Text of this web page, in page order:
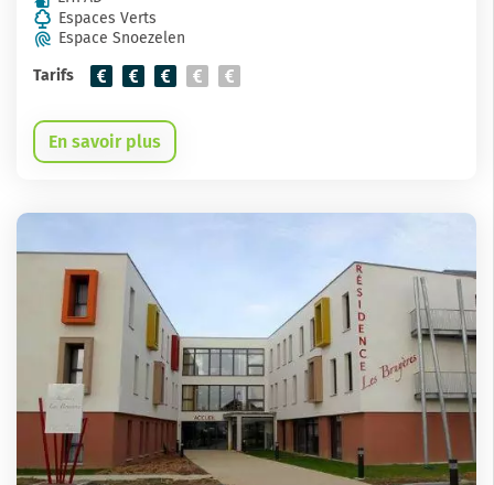
Espaces Verts
Espace Snoezelen
Tarifs
En savoir plus